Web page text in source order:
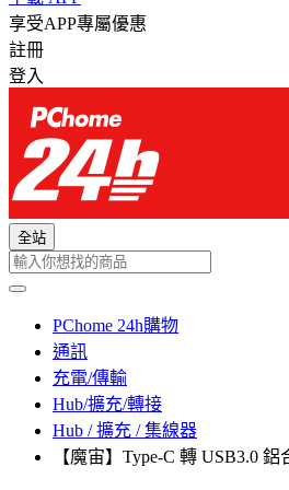
享受APP專屬優惠
註冊
登入
全站
PChome 24h購物
通訊
充電/傳輸
Hub/擴充/轉接
Hub / 擴充 / 集線器
【魔宙】Type-C 轉 USB3.0